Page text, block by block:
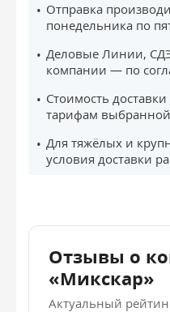
Отправка
понедельника по
Деловые Линии,
компании — по
Стоимость
тарифам
Для тяжёлых и
условия доставки
Отзывы о
«Микскар»
Актуальный